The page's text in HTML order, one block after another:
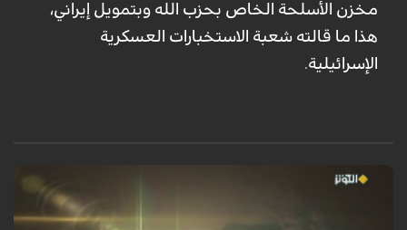
مخزن الأسلحة الخاص بحزب الله وبتمويل إيراني،
هذا ما قالته شعبة الاستخبارات العسكرية
الإسرائيلية.